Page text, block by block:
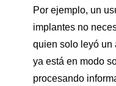
Por ejemplo, un
implantes no
quien solo leyó un
ya está en modo
procesando